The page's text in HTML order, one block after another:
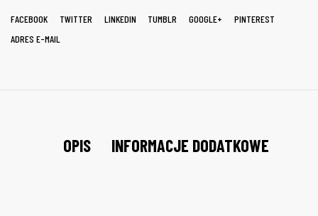
FACEBOOK TWITTER LINKEDIN TUMBLR GOOGLE+
PINTEREST
ADRES E-MAIL
OPIS INFORMACJE DODATKOWE